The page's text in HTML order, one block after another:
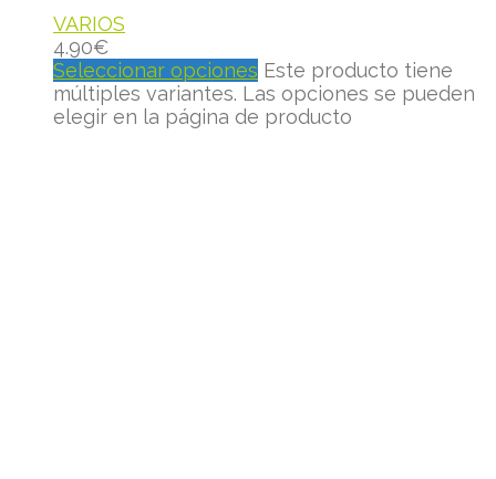
VARIOS
4.90€
Seleccionar opciones Este producto tiene
múltiples variantes. Las opciones se pueden
elegir en la página de producto